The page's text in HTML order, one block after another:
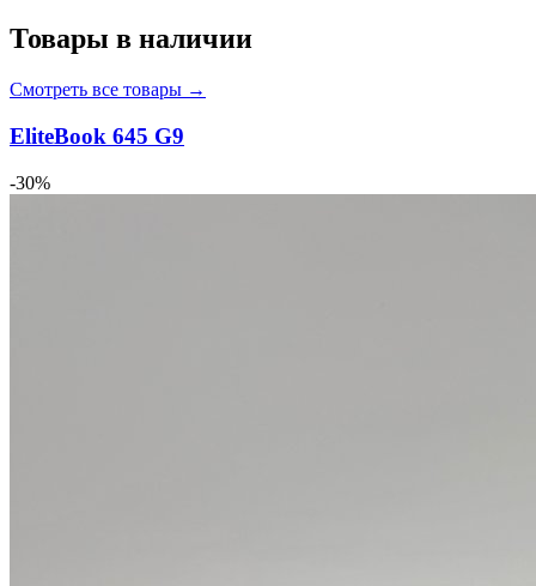
Товары в наличии
Смотреть все товары →
EliteBook 645 G9
-30%